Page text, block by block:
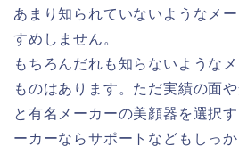
あまり知られていないようなメ
すめしません。
もちろんだれも知らないような
ものはあります。ただ実績の面
と有名メーカーの美顔器を選択
ーカーならサポートなどもしっ